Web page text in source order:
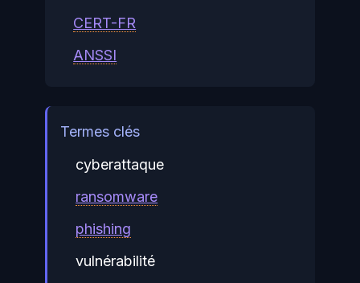
CERT-FR
ANSSI
Termes clés
cyberattaque
ransomware
phishing
vulnérabilité